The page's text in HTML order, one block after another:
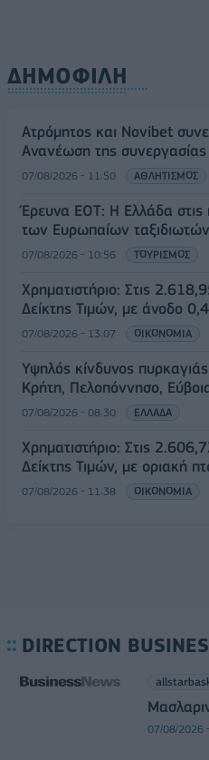
ΔΗΜΟΦΙΛΗ
Ατρόμητος και Novibet
Ανανέωση της
07/08/2026 - 11:50 ΑΘΛΗΤΙΣΜΟΣ
Έρευνα ΕΟΤ: Η Ελλάδα στις
των Ευρωπαίων ταξιδιωτών
07/08/2026 - 10:56 ΤΟΥΡΙΣΜΟΣ
Χρηματιστήριο: Στις
Δείκτης Τιμών, με άνοδο
07/08/2026 - 13:07 ΟΙΚΟΝΟΜΙΑ
Υψηλός κίνδυνος
Κρήτη, Πελοπόννησο,
07/08/2026 - 08:30 ΕΛΛΑΔΑ
Χρηματιστήριο: Στις
Δείκτης Τιμών, με οριακή
07/08/2026 - 11:38 ΟΙΚΟΝΟΜΙΑ
DIRECTION
07/08/2026